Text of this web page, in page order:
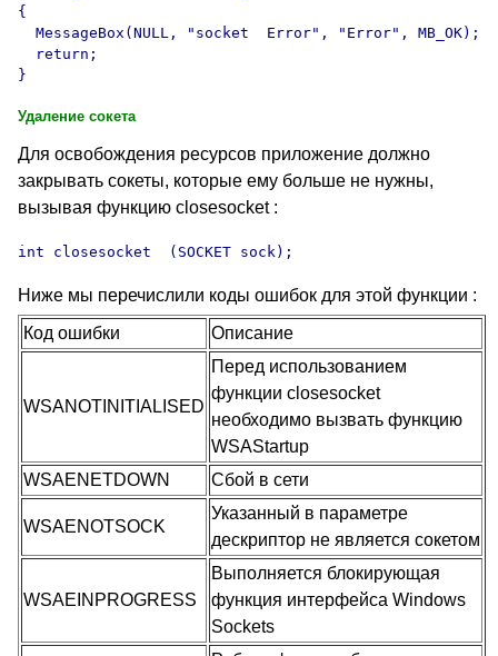
{
  MessageBox(NULL, "socket  Error", "Error", MB_OK);
  return;
Удаление сокета
Для освобождения ресурсов приложение должно
закрывать сокеты, которые ему больше не нужны,
вызывая функцию closesocket :
int closesocket  (SOCKET sock);
Ниже мы перечислили коды ошибок для этой функции :
Код ошибки
Описание
WSANOTINITIALISED
Перед использованием
функции closesocket
необходимо вызвать функцию
WSAStartup
WSAENETDOWN
Сбой в сети
WSAENOTSOCK
Указанный в параметре
дескриптор не является сокетом
WSAEINPROGRESS
Выполняется блокирующая
функция интерфейса Windows
Sockets